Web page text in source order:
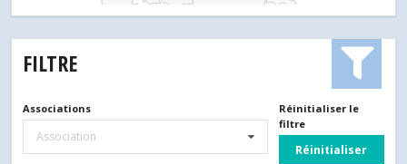
FILTRE
Associations
Association
Réinitialiser le
filtre
Réinitialiser